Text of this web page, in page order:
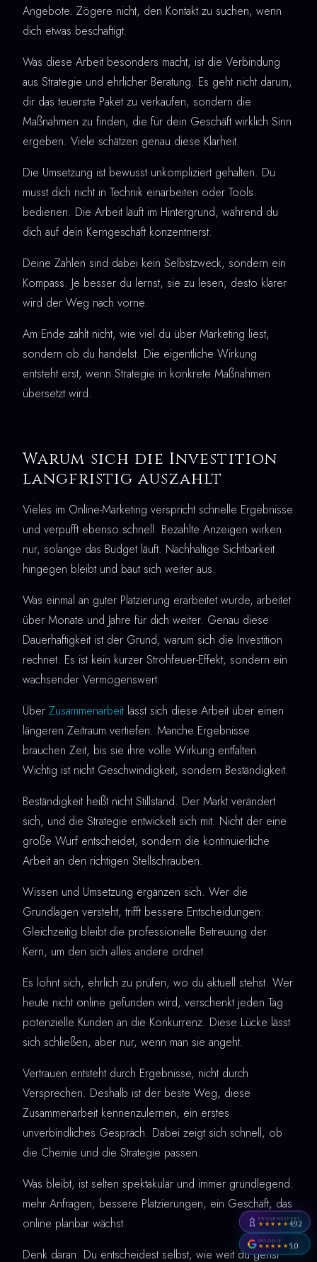
Angebote. Zögere nicht, den Kontakt zu suchen, wenn
dich etwas beschäftigt.
Was diese Arbeit besonders macht, ist die Verbindung
aus Strategie und ehrlicher Beratung. Es geht nicht darum,
dir das teuerste Paket zu verkaufen, sondern die
Maßnahmen zu finden, die für dein Geschäft wirklich Sinn
ergeben. Viele schätzen genau diese Klarheit.
Die Umsetzung ist bewusst unkompliziert gehalten. Du
musst dich nicht in Technik einarbeiten oder Tools
bedienen. Die Arbeit läuft im Hintergrund, während du
dich auf dein Kerngeschäft konzentrierst.
Deine Zahlen sind dabei kein Selbstzweck, sondern ein
Kompass. Je besser du lernst, sie zu lesen, desto klarer
wird der Weg nach vorne.
Am Ende zählt nicht, wie viel du über Marketing liest,
sondern ob du handelst. Die eigentliche Wirkung
entsteht erst, wenn Strategie in konkrete Maßnahmen
übersetzt wird.
Warum sich die Investition
langfristig auszahlt
Vieles im Online-Marketing verspricht schnelle Ergebnisse
und verpufft ebenso schnell. Bezahlte Anzeigen wirken
nur, solange das Budget läuft. Nachhaltige Sichtbarkeit
hingegen bleibt und baut sich weiter aus.
Was einmal an guter Platzierung erarbeitet wurde, arbeitet
über Monate und Jahre für dich weiter. Genau diese
Dauerhaftigkeit ist der Grund, warum sich die Investition
rechnet. Es ist kein kurzer Strohfeuer-Effekt, sondern ein
wachsender Vermögenswert.
Über Zusammenarbeit lässt sich diese Arbeit über einen
längeren Zeitraum vertiefen. Manche Ergebnisse
brauchen Zeit, bis sie ihre volle Wirkung entfalten.
Wichtig ist nicht Geschwindigkeit, sondern Beständigkeit.
Beständigkeit heißt nicht Stillstand. Der Markt verändert
sich, und die Strategie entwickelt sich mit. Nicht der eine
große Wurf entscheidet, sondern die kontinuierliche
Arbeit an den richtigen Stellschrauben.
Wissen und Umsetzung ergänzen sich. Wer die
Grundlagen versteht, trifft bessere Entscheidungen.
Gleichzeitig bleibt die professionelle Betreuung der
Kern, um den sich alles andere ordnet.
Es lohnt sich, ehrlich zu prüfen, wo du aktuell stehst. Wer
heute nicht online gefunden wird, verschenkt jeden Tag
potenzielle Kunden an die Konkurrenz. Diese Lücke lässt
sich schließen, aber nur, wenn man sie angeht.
Vertrauen entsteht durch Ergebnisse, nicht durch
Versprechen. Deshalb ist der beste Weg, diese
Zusammenarbeit kennenzulernen, ein erstes
unverbindliches Gespräch. Dabei zeigt sich schnell, ob
die Chemie und die Strategie passen.
Was bleibt, ist selten spektakulär und immer grundlegend:
mehr Anfragen, bessere Platzierungen, ein Geschäft, das
online planbar wächst.
Denk daran: Du entscheidest selbst, wie weit du gehst
PROVENEXPERT
★★★★★4,92
GOOGLE
★★★★★5,0